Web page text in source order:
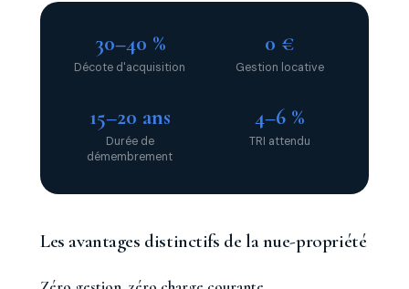
30–40 %
Décote d'acquisition
0 €
Gestion locative
15–20 ans
Durée de
démembrement
4–6 %
TRI attendu
Les avantages distinctifs de la nue-propriété